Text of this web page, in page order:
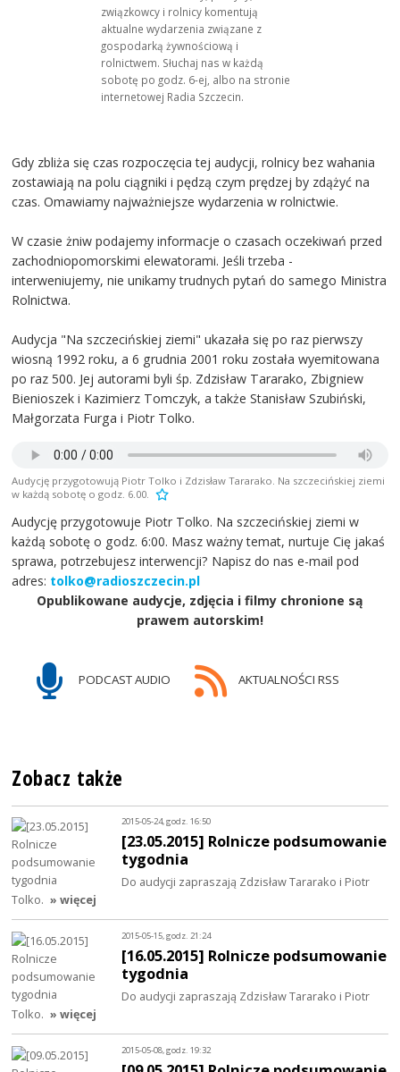
związkowcy i rolnicy komentują
aktualne wydarzenia związane z
gospodarką żywnościową i
rolnictwem. Słuchaj nas w każdą
sobotę po godz. 6-ej, albo na stronie
internetowej Radia Szczecin.
Gdy zbliża się czas rozpoczęcia tej audycji, rolnicy bez wahania
zostawiają na polu ciągniki i pędzą czym prędzej by zdążyć na
czas. Omawiamy najważniejsze wydarzenia w rolnictwie.
W czasie żniw podajemy informacje o czasach oczekiwań przed
zachodniopomorskimi elewatorami. Jeśli trzeba -
interweniujemy, nie unikamy trudnych pytań do samego Ministra
Rolnictwa.
Audycja "Na szczecińskiej ziemi" ukazała się po raz pierwszy
wiosną 1992 roku, a 6 grudnia 2001 roku została wyemitowana
po raz 500. Jej autorami byli śp. Zdzisław Tararako, Zbigniew
Bienioszek i Kazimierz Tomczyk, a także Stanisław Szubiński,
Małgorzata Furga i Piotr Tolko.
Audycję przygotowują Piotr Tolko i Zdzisław Tararako. Na szczecińskiej ziemi
w każdą sobotę o godz. 6.00.
Audycję przygotowuje Piotr Tolko. Na szczecińskiej ziemi w
każdą sobotę o godz. 6:00. Masz ważny temat, nurtuje Cię jakaś
sprawa, potrzebujesz interwencji? Napisz do nas e-mail pod
adres: tolko@radioszczecin.pl
Opublikowane audycje, zdjęcia i filmy chronione są
prawem autorskim!
PODCAST AUDIO AKTUALNOŚCI RSS
Zobacz także
2015-05-24, godz. 16:50
[23.05.2015] Rolnicze podsumowanie
tygodnia
Do audycji zapraszają Zdzisław Tararako i Piotr
Tolko. » więcej
2015-05-15, godz. 21:24
[16.05.2015] Rolnicze podsumowanie
tygodnia
Do audycji zapraszają Zdzisław Tararako i Piotr
Tolko. » więcej
2015-05-08, godz. 19:32